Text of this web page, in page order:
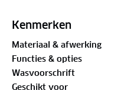
een Maxi-Cosi Pebble
veiligheid bij zijdelingse
innovatieve G-CELL
Kenmerken
Materiaal & afwerking
Functies & opties
Wasvoorschrift
Geschikt voor